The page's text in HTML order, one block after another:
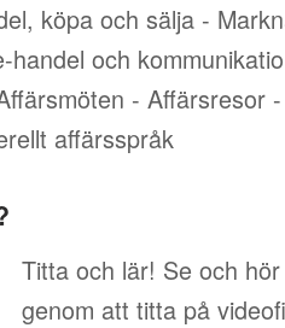
köpa och sälja -
handel och
- Affärsresor
affärsspråk
Titta och lär! Se och
genom att titta på